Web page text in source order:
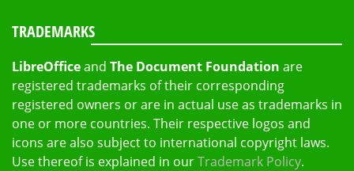
TRADEMARKS
LibreOfficeand The Document Foundation are
registered trademarks of their corresponding
registered owners or are in actual use as trademarks in
one or more countries. Their respective logos and
icons are also subject to international copyright laws.
Use thereof is explained in ourTrademark Policy.